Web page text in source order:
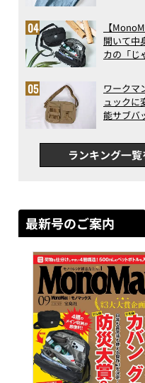
で決定版
【
開いて中
カの「じ
った！
ワークマ
ュックに
能サブバ
録…ほか
記事ラン
（2026年
ランキング一
最新号のご案内